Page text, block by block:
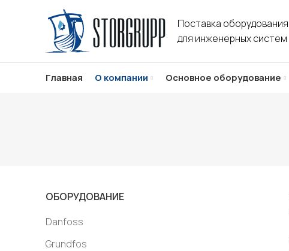
Поставка оборудования
для инженерных систем
Главная О компании Основное оборудование
ОБОРУДОВАНИЕ
Danfoss
Grundfos